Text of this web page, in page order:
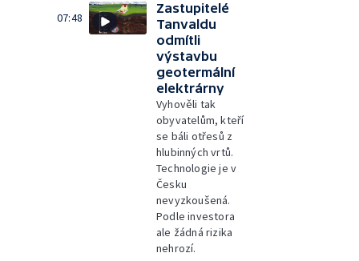
07:48
Zastupitelé
Tanvaldu
odmítli
výstavbu
geotermální
elektrárny
Vyhověli tak
obyvatelům, kteří
se báli otřesů z
hlubinných vrtů.
Technologie je v
Česku
nevyzkoušená.
Podle investora
ale žádná rizika
nehrozí.